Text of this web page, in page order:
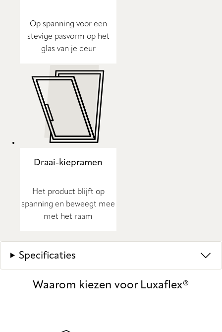
Op spanning voor een
stevige pasvorm op het
glas van je deur
Draai-kiepramen
Het product blijft op
spanning en beweegt mee
met het raam
Specificaties
Waarom kiezen voor Luxaflex®